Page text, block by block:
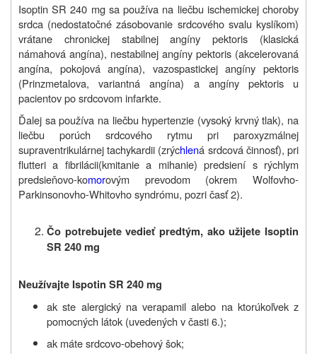
Isoptin SR 240 mg sa používa na liečbu ischemickej choroby
srdca (nedostatočné zásobovanie srdcového svalu kyslíkom)
vrátane chronickej stabilnej angíny pektoris (klasická
námahová angína), nestabilnej angíny pektoris (akcelerovaná
angína, pokojová angína), vazospastickej angíny pektoris
(Prinzmetalova, variantná angína) a angíny pektoris u
pacientov po srdcovom infarkte.
Ďalej sa používa na liečbu hypertenzie (vysoký krvný tlak), na
liečbu porúch srdcového rytmu pri paroxyzmálnej
supraventrikulárnej tachykardii (zrýchlená srdcová činnosť), pri
flutteri a fibrilácii(kmitanie a mihanie) predsiení s rýchlym
predsieňovo-komorovým prevodom (okrem Wolfovho-
Parkinsonovho-Whitovho syndrómu, pozri časť 2).
Čo potrebujete vedieť predtým, ako užijete Isoptin
SR 240 mg
Neužívajte Ispotin SR 240 mg
ak ste alergický na verapamil alebo na ktorúkoľvek z
pomocných látok (uvedených v časti 6.);
ak máte srdcovo-obehový šok;